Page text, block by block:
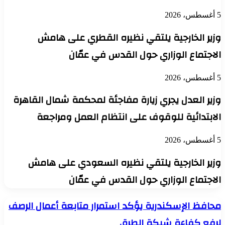
5 أغسطس، 2026
وزير الخارجية يلتقي نظيره القطري على هامش
الاجتماع الوزاري حول القدس في عمّان
5 أغسطس، 2026
وزير العدل يجري زيارة مفاجئة لمحكمة شمال القاهرة
الابتدائية للوقوف على انتظام العمل ومراجعة
5 أغسطس، 2026
وزير الخارجية يلتقي نظيره السعودي على هامش
الاجتماع الوزاري حول القدس في عمّان
محافظ
الإسكندرية
يؤكد
محافظ الإسكندرية يؤكد استمرار متابعة أعمال الرصف